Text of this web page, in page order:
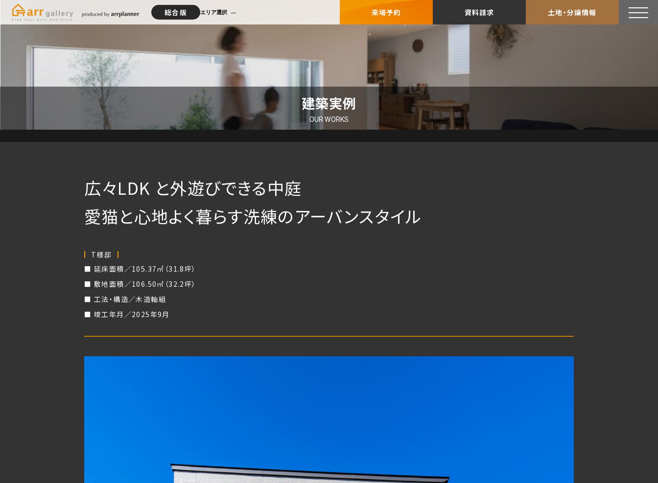
総合版 エリア選択 来場予約 資料請求 土地・分譲情報
建築実例
OUR WORKS
広々LDK と外遊びできる中庭
愛猫と心地よく暮らす洗練のアーバンスタイル
T様邸
延床面積／105.37㎡（31.8坪）
敷地面積／106.50㎡（32.2坪）
工法・構造／木造軸組
竣工年月／2025年9月